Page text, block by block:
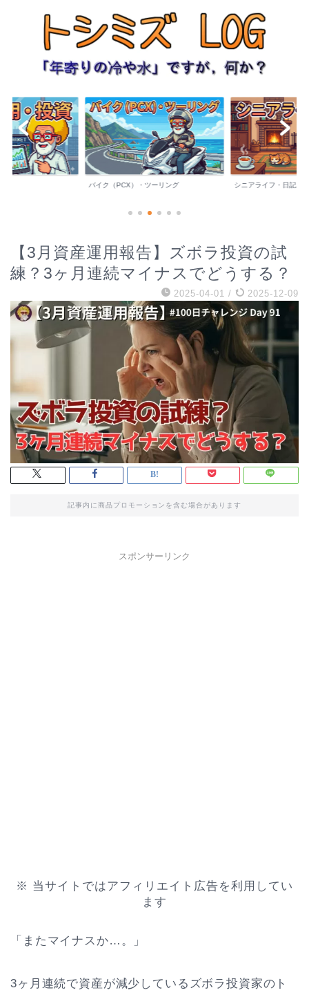
バイク（PCX）・ツーリング シニアライフ・日記
【3月資産運用報告】ズボラ投資の試
練？3ヶ月連続マイナスでどうする？
2025-04-01 / 2025-12-09
記事内に商品プロモーションを含む場合があります
スポンサーリンク
※ 当サイトではアフィリエイト広告を利用してい
ます
「またマイナスか…。」
3ヶ月連続で資産が減少しているズボラ投資家のト